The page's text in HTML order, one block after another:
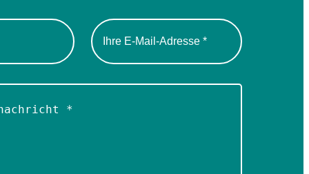
Please
leave
this